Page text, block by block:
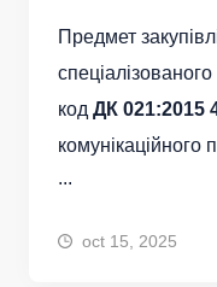
Предмет
код ДК 021:2015
комунікаційного
...
oct 15, 2025